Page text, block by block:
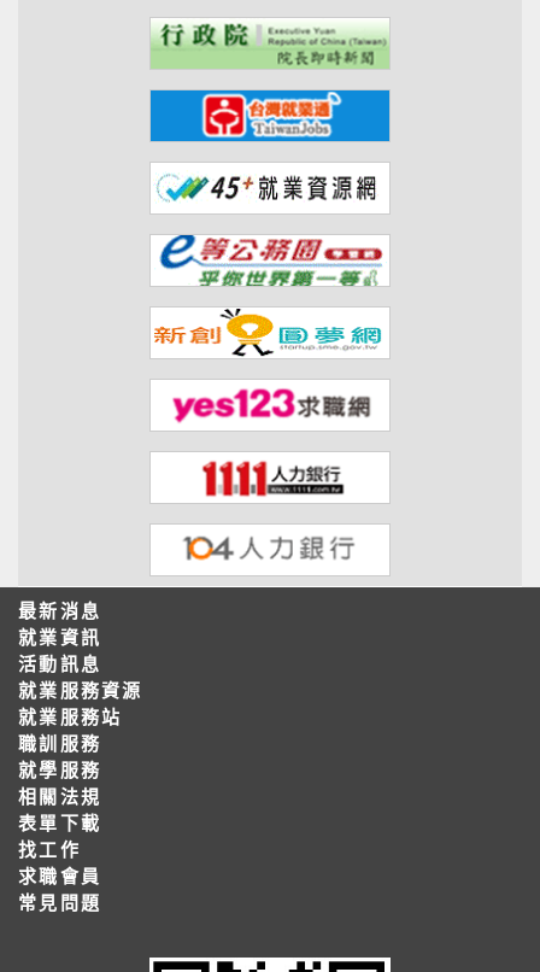
最新消息
就業資訊
活動訊息
就業服務資源
就業服務站
職訓服務
就學服務
相關法規
表單下載
找工作
求職會員
常見問題